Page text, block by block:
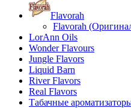
Flavorah
Flavorah
LorAnn Oils
Wonder Flavours
Jungle Flavors
Liquid Barn
River Flavors
Real Flavors
Табачные